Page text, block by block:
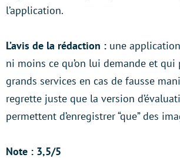
l’application.
L’avis de la rédaction : une
ni moins ce qu’on lui demande et qui
grands services en cas de fausse
regrette juste que la version
permettent d’enregistrer “que” des
Note : 3,5/5